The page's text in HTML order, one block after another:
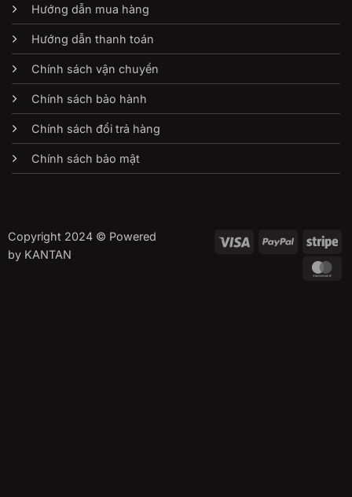
Hướng dẫn mua hàng
Hướng dẫn thanh toán
Chính sách vận chuyển
Chính sách bảo hành
Chính sách đổi trả hàng
Chính sách bảo mật
Copyright 2024 © Powered
by KANTAN
Visa PayPal